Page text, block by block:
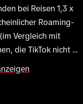
bei Reisen 1,3 x
Roaming-
Vergleich mit
die TikTok nicht